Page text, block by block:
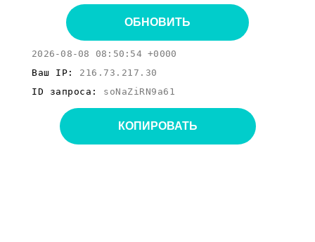
ОБНОВИТЬ
2026-08-08 08:50:54 +0000
Ваш IP: 216.73.217.30
ID запроса: soNaZiRN9a61
КОПИРОВАТЬ